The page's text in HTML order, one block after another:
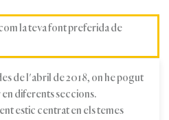
la teva font preferida de
de l'abril de 2018, on he pogut
diferents seccions.
estic centrat en els temes